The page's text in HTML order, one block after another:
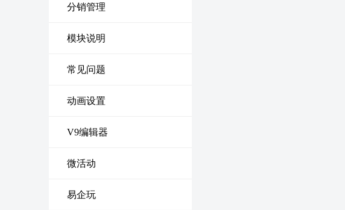
分销管理
模块说明
常见问题
动画设置
V9编辑器
微活动
易企玩